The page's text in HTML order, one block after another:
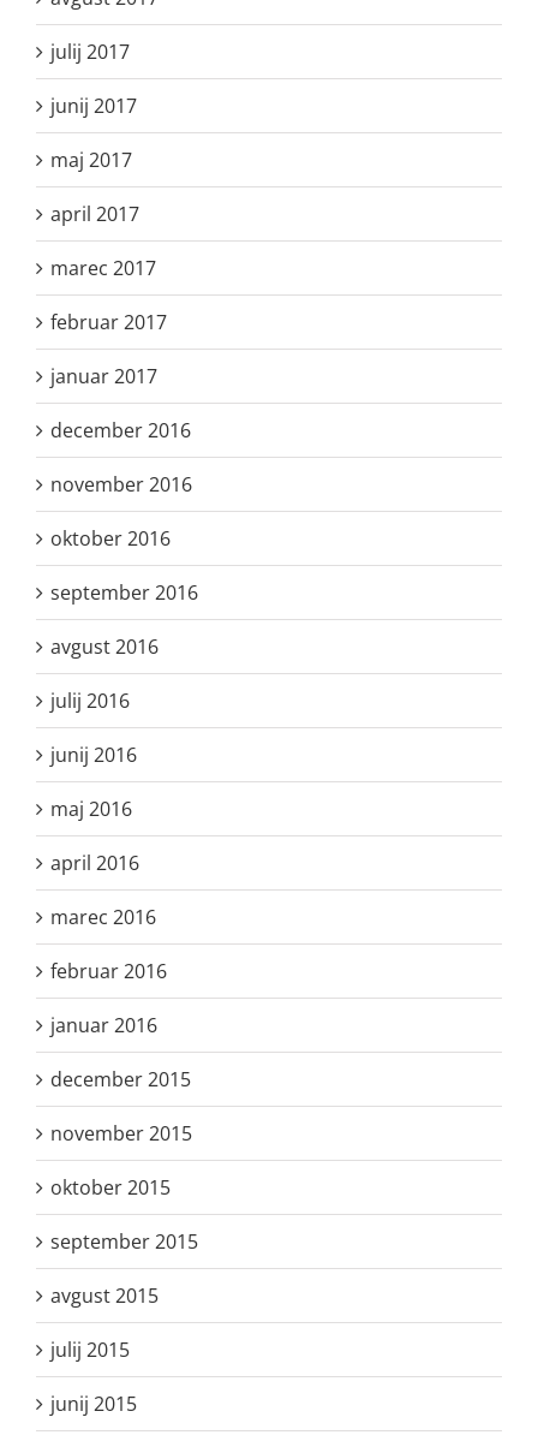
julij 2017
junij 2017
maj 2017
april 2017
marec 2017
februar 2017
januar 2017
december 2016
november 2016
oktober 2016
september 2016
avgust 2016
julij 2016
junij 2016
maj 2016
april 2016
marec 2016
februar 2016
januar 2016
december 2015
november 2015
oktober 2015
september 2015
avgust 2015
julij 2015
junij 2015